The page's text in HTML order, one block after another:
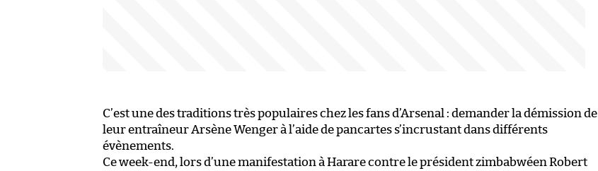
C’est une des traditions très populaires chez les fans d’Arsenal : demander la démission de
leur entraîneur Arsène Wenger à l’aide de pancartes s’incrustant dans différents
évènements.
Ce week-end, lors d’une manifestation à Harare contre le président zimbabwéen Robert